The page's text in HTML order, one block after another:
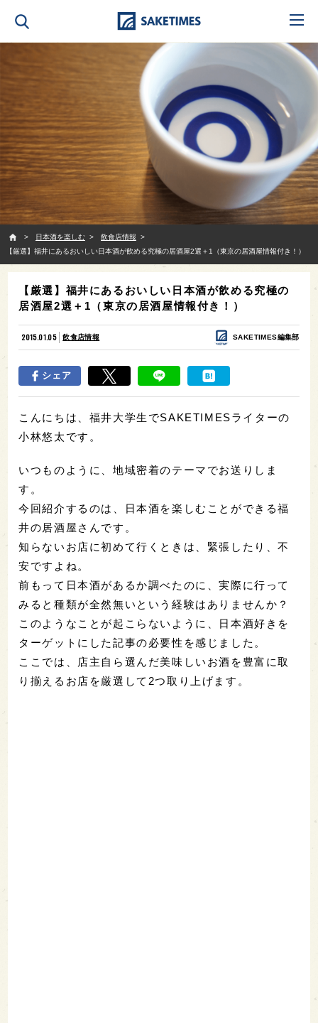
日本酒を楽しむ
飲食店情報
【厳選】福井にあるおいしい日本酒が飲める究極の居酒屋2選＋1（東京の居酒屋情報付き！）
【厳選】福井にあるおいしい日本酒が飲める究極の
居酒屋2選＋1（東京の居酒屋情報付き！）
2015.01.05 飲食店情報 SAKETIMES編集部
シェア
こんにちは、福井大学生でSAKETIMESライターの
小林悠太です。
いつものように、地域密着のテーマでお送りしま
す。
今回紹介するのは、日本酒を楽しむことができる福
井の居酒屋さんです。
知らないお店に初めて行くときは、緊張したり、不
安ですよね。
前もって日本酒があるか調べたのに、実際に行って
みると種類が全然無いという経験はありませんか？
このようなことが起こらないように、日本酒好きを
ターゲットにした記事の必要性を感じました。
ここでは、店主自ら選んだ美味しいお酒を豊富に取
り揃えるお店を厳選して2つ取り上げます。